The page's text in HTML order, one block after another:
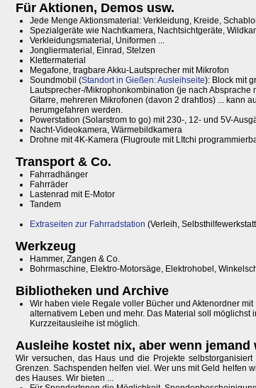
Für Aktionen, Demos usw.
Jede Menge Aktionsmaterial: Verkleidung, Kreide,
Spezialgeräte wie Nachtkamera, Nachtsichtgeräte,
Verkleidungsmaterial, Uniformen ...
Jongliermaterial, Einrad, Stelzen
Klettermaterial
Megafone, tragbare Akku-Lautsprecher mit Mikrofon
Soundmobil (Standort in Gießen: Ausleihseite): Block mit
Lautsprecher-/Mikrophonkombination (je nach
Gitarre, mehreren Mikrofonen (davon 2 drahtlos) ... kann
herumgefahren werden.
Powerstation (Solarstrom to go) mit 230-, 12- und 5V-
Nacht-Videokamera, Wärmebildkamera
Drohne mit 4K-Kamera (Flugroute mit LItchi
Transport & Co.
Fahrradhänger
Fahrräder
Lastenrad mit E-Motor
Tandem
Extraseiten zur Fahrradstation (Verleih,
Werkzeug
Hammer, Zangen & Co.
Bohrmaschine, Elektro-Motorsäge, Elektrohobel,
Bibliotheken und Archive
Wir haben viele Regale voller Bücher und Aktenordner
alternativem Leben und mehr. Das Material soll
Kurzzeitausleihe ist möglich.
Ausleihe kostet nix, aber wenn
Wir versuchen, das Haus und die Projekte
Grenzen. Sachspenden helfen viel. Wer uns mit Geld helfen
des Hauses. Wir bieten ...